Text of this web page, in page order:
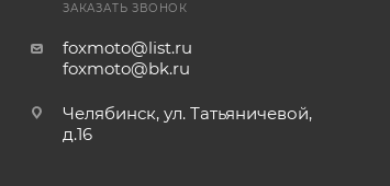
ЗАКАЗАТЬ ЗВОНОК
foxmoto@list.ru
foxmoto@bk.ru
Челябинск, ул. Татьяничевой,
д.16